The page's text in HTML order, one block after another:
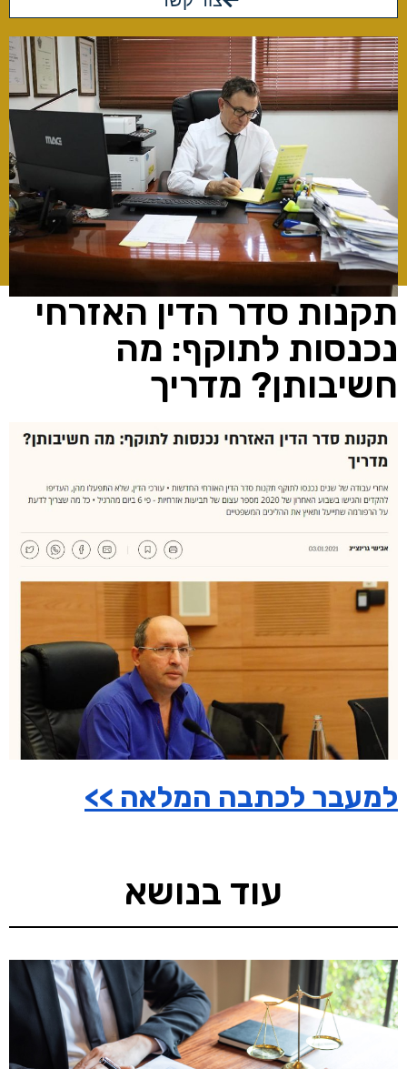
תקנות סדר הדין האזרחי
נכנסות לתוקף: מה
חשיבותן? מדריך
למעבר לכתבה המלאה >>
עוד בנושא